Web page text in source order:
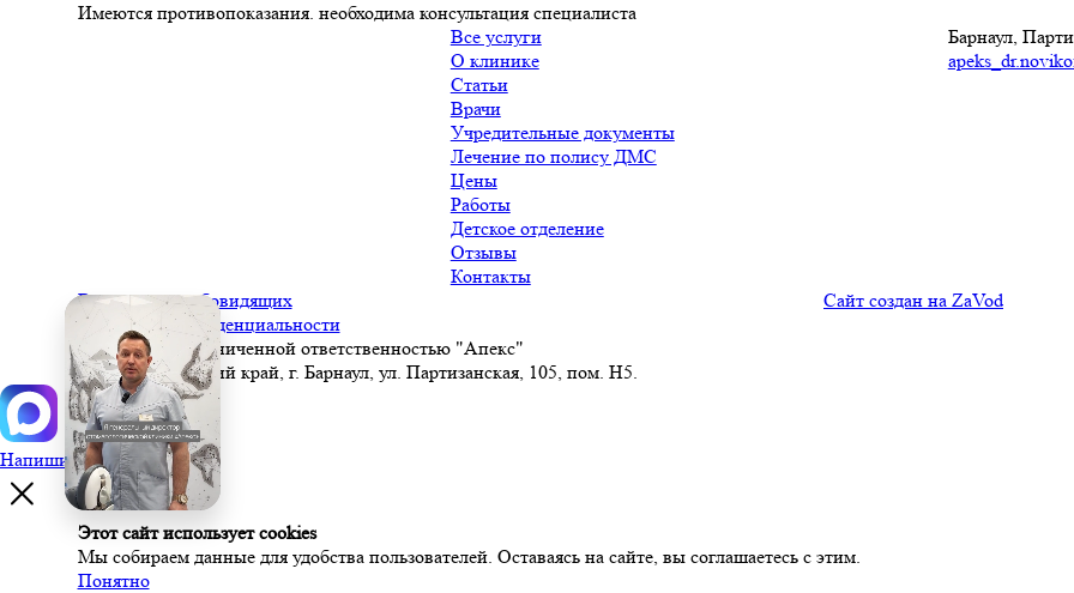
Имеются противопоказания. необходима консультация специалиста
Все услуги
О клинике
Статьи
Врачи
Учредительные документы
Лечение по полису ДМС
Цены
Работы
Детское отделение
Отзывы
Контакты
Барнаул,
Версия для слабовидящих
Политика конфиденциальности
Общество с ограниченной ответственностью "Апекс"
656049, Алтайский край, г. Барнаул, ул. Партизанская, 105, пом. Н5.
Сайт создан на ZaVod
Напишите нам в MAX
Этот сайт использует cookies
Мы собираем данные для удобства пользователей. Оставаясь на сайте, вы соглашаетесь с этим.
Понятно